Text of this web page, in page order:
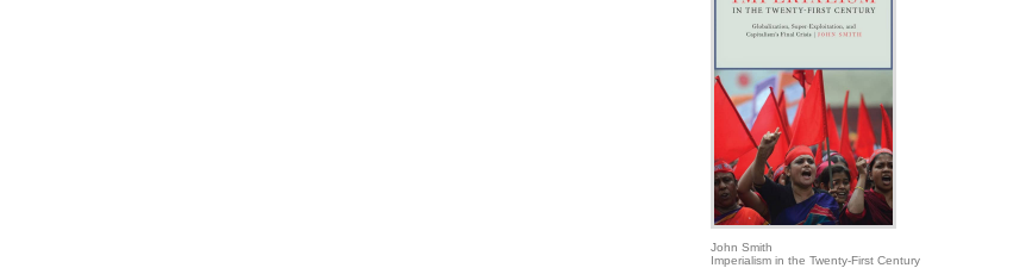
John Smith
Imperialism in the Twenty-First Century